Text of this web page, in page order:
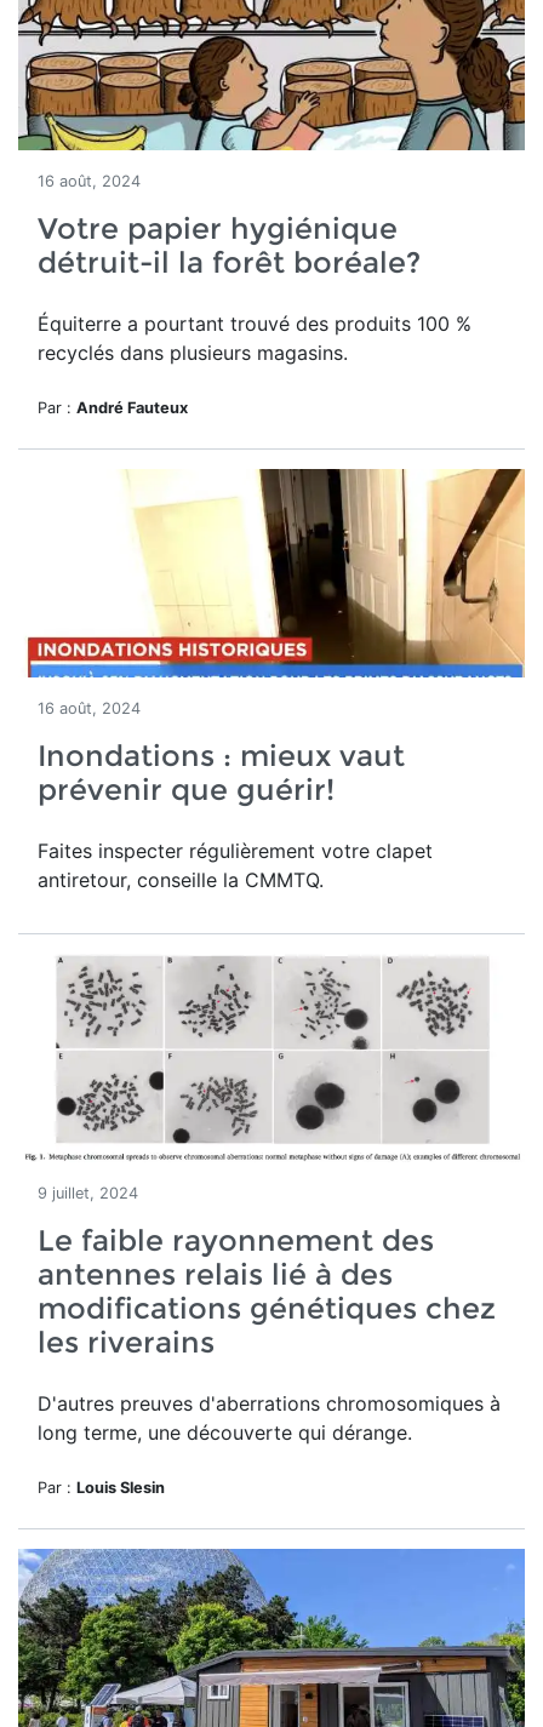
16 août, 2024
Votre papier hygiénique
détruit-il la forêt boréale?
Équiterre a pourtant trouvé des produits 100 %
recyclés dans plusieurs magasins.
Par : André Fauteux
16 août, 2024
Inondations : mieux vaut
prévenir que guérir!
Faites inspecter régulièrement votre clapet
antiretour, conseille la CMMTQ.
9 juillet, 2024
Le faible rayonnement des
antennes relais lié à des
modifications génétiques chez
les riverains
D'autres preuves d'aberrations chromosomiques à
long terme, une découverte qui dérange.
Par : Louis Slesin